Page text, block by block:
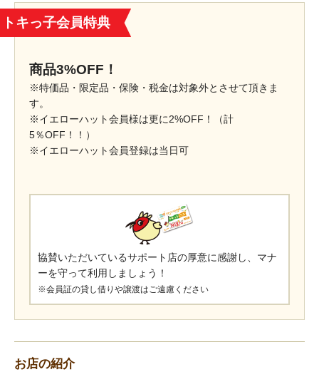
トキっ子会員特典
商品3%OFF！
※特価品・限定品・保険・税金は対象外とさせて頂きま
す。
​※イエローハット会員様は更に2%OFF！（計
5％OFF！！）
※イエローハット会員登録は当日可
協賛いただいているサポート店の厚意に感謝し、マナ
ーを守って利用しましょう！
※会員証の貸し借りや譲渡はご遠慮ください
お店の紹介